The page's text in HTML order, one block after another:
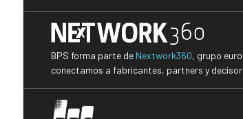
BPS forma parte de Nextwork360, grupo
conectamos a fabricantes, partners y